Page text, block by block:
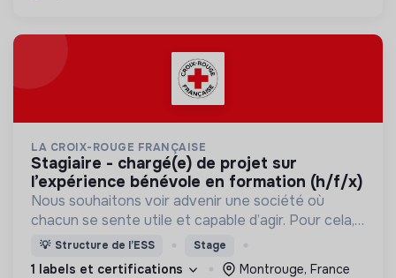
LA CROIX-ROUGE FRANÇAISE
stagiaire - chargé(e) de projet sur
l’expérience bénévole en formation (h/f/x)
Nous souhaitons voir advenir une société où
chacun se sente utile et capable d’agir. Pour cela,
nous proposons des moyens et des lieux
d’engagement innovants et adaptés à tous.
💡 Structure de l’ESS Stage
1 labels et certifications
Montrouge, France